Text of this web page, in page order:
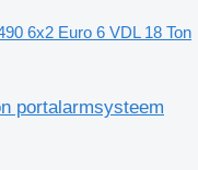
6x2 Euro 6 VDL 18 Ton
portalarmsysteem